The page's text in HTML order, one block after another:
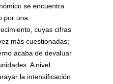
se encuentra
por una
cuyas cifras
más cuestionadas;
acaba de devaluar
A nivel
la intensificación